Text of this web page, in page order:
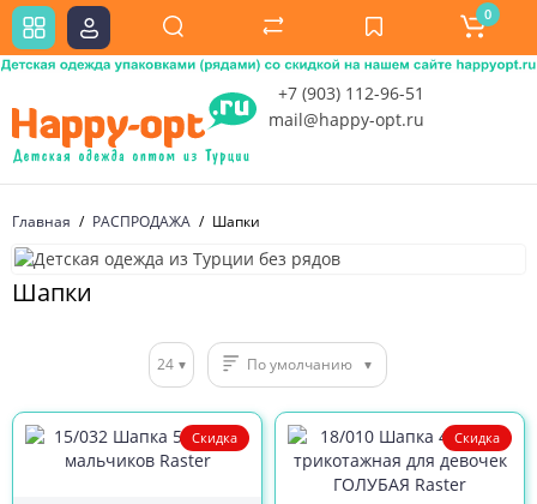
+7 (903) 112-96-51
mail@happy-opt.ru
0
Главная РАСПРОДАЖА Шапки
Шапки
24 По умолчанию
Скидка Скидка